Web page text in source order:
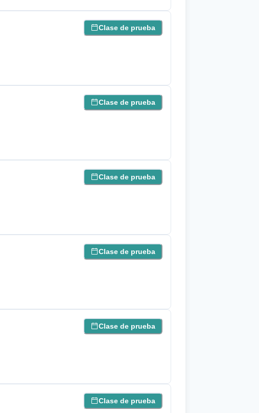
Clase de prueba
Clase de prueba
Clase de prueba
Clase de prueba
Clase de prueba
Clase de prueba